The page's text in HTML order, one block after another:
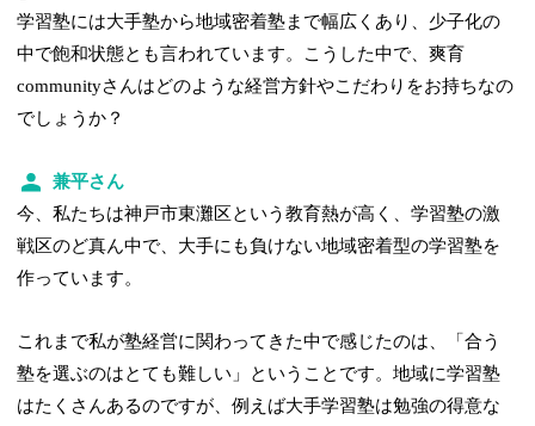
学習塾には大手塾から地域密着塾まで幅広くあり、少子化の
中で飽和状態とも言われています。こうした中で、爽育
communityさんはどのような経営方針やこだわりをお持ちなの
でしょうか？
兼平さん
今、私たちは神戸市東灘区という教育熱が高く、学習塾の激
戦区のど真ん中で、大手にも負けない地域密着型の学習塾を
作っています。
これまで私が塾経営に関わってきた中で感じたのは、「合う
塾を選ぶのはとても難しい」ということです。地域に学習塾
はたくさんあるのですが、例えば大手学習塾は勉強の得意な